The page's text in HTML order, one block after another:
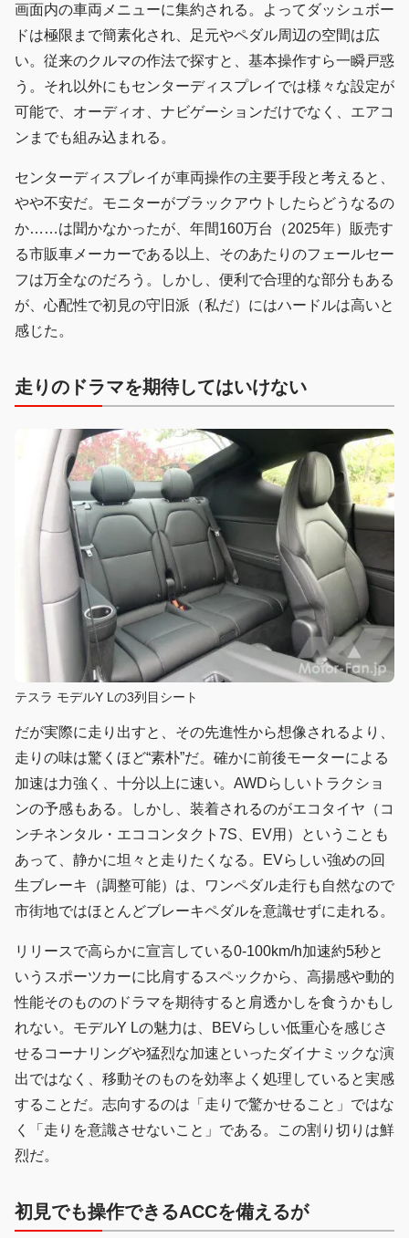
画面内の車両メニューに集約される。よってダッシュボー
ドは極限まで簡素化され、足元やペダル周辺の空間は広
い。従来のクルマの作法で探すと、基本操作すら一瞬戸惑
う。それ以外にもセンターディスプレイでは様々な設定が
可能で、オーディオ、ナビゲーションだけでなく、エアコ
ンまでも組み込まれる。
センターディスプレイが車両操作の主要手段と考えると、
やや不安だ。モニターがブラックアウトしたらどうなるの
か……は聞かなかったが、年間160万台（2025年）販売す
る市販車メーカーである以上、そのあたりのフェールセー
フは万全なのだろう。しかし、便利で合理的な部分もある
が、心配性で初見の守旧派（私だ）にはハードルは高いと
感じた。
走りのドラマを期待してはいけない
テスラ モデルY Lの3列目シート
だが実際に走り出すと、その先進性から想像されるより、
走りの味は驚くほど“素朴”だ。確かに前後モーターによる
加速は力強く、十分以上に速い。AWDらしいトラクショ
ンの予感もある。しかし、装着されるのがエコタイヤ（コ
ンチネンタル・エココンタクト7S、EV用）ということも
あって、静かに坦々と走りたくなる。EVらしい強めの回
生ブレーキ（調整可能）は、ワンペダル走行も自然なので
市街地ではほとんどブレーキペダルを意識せずに走れる。
リリースで高らかに宣言している0-100km/h加速約5秒と
いうスポーツカーに比肩するスペックから、高揚感や動的
性能そのもののドラマを期待すると肩透かしを食うかもし
れない。モデルY Lの魅力は、BEVらしい低重心を感じさ
せるコーナリングや猛烈な加速といったダイナミックな演
出ではなく、移動そのものを効率よく処理していると実感
することだ。志向するのは「走りで驚かせること」ではな
く「走りを意識させないこと」である。この割り切りは鮮
烈だ。
初見でも操作できるACCを備えるが